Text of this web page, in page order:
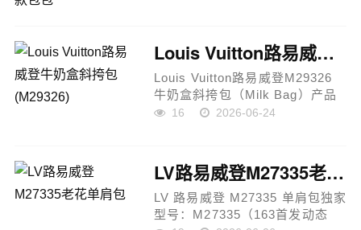
袋来自 Louis Vuitton 2026早
秋...
Louis Vuitton路易威登牛奶盒斜挎包(M29326)
Louis Vuitton路易威登M29326
牛奶盒斜挎包（Milk Bag）产品
说明品牌：Louis Vuitton产品型
10 cm产品材质采用经典Mono...
16 2026-06-24
LV路易威登M27335老花单肩包
LV 路易威登 M27335 单肩包独家
型号：M27335（163首发动态